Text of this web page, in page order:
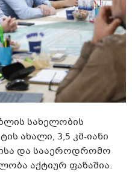
სახელობის
ახალი, 3,5 კმ-იანი
და სააეროდრომო
აქტიურ ფაზაშია.